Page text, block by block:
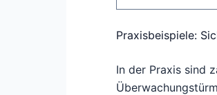
Praxisbeispiele:
In der Praxis sind